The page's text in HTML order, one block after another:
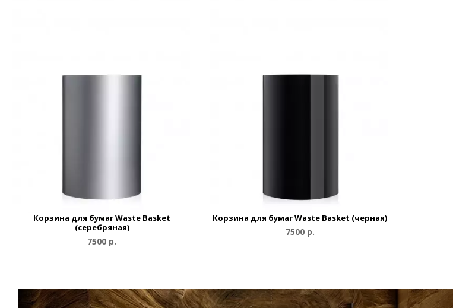
Корзина для бумаг Waste Basket
(серебряная)
7500 р.
Корзина для бумаг Waste Basket (черная)
7500 р.